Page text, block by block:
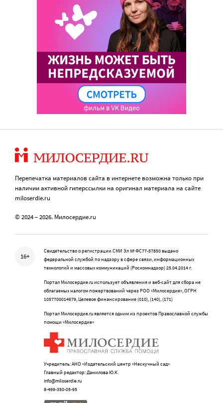
Перепечатка материалов сайта в интернете возможна только при
наличии активной гиперссылки на оригинал материала на сайте
miloserdie.ru
© 2024 – 2026. Милосердие.ru
16+
Свидетельство о регистрации СМИ Эл № ФС77-57850 выдано
федеральной службой по надзору в сфере связи, информационных
технологий и массовых коммуникаций (Роскомнадзор) 25.04.2014 г.
Портал Милосердие.ru использует объявления и веб-сайт для сбора не
облагаемых налогом пожертвований через РОО «Милосердие», ОГРН
1057700014679, Целевое финансирование (010), (140), (171)
Портал Милосердие.ru является одним из проектов Православной службы
помощи «Милосердие»
Учредитель: АНО «Издательский центр «Нескучный сад»
Главный редактор: Данилова Ю.К.
info@miloserdie.ru
8-499-350-05-95